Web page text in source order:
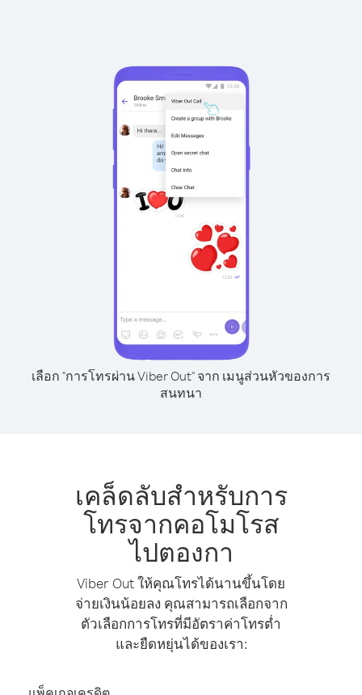
เลือก "การโทรผ่าน Viber Out" จาก เมนูส่วนหัวของการ
สนทนา
เคล็ดลับสำหรับการ
โทรจากคอโมโรส
ไปตองกา
Viber Out ให้คุณโทรได้นานขึ้นโดย
จ่ายเงินน้อยลง คุณสามารถเลือกจาก
ตัวเลือกการโทรที่มีอัตราค่าโทรต่ำ
และยืดหยุ่นได้ของเรา: